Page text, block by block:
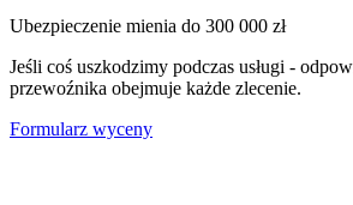
Ubezpieczenie mienia do 300 000 zł
Jeśli coś uszkodzimy podczas usługi -
przewoźnika obejmuje każde zlecenie.
Formularz wyceny